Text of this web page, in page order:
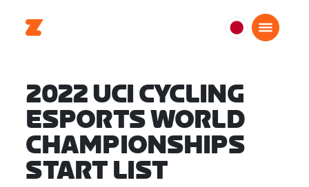
日
本
語
2022 UCI CYCLING
ESPORTS WORLD
CHAMPIONSHIPS
START LIST